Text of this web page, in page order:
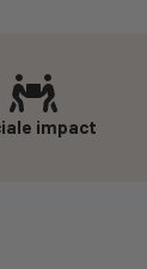
impact